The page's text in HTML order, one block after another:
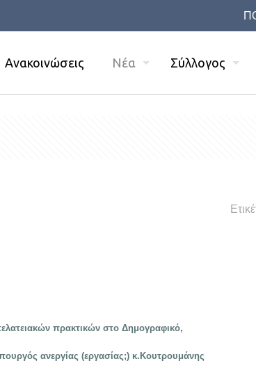
Ανακοινώσεις Νέα Σύλλογος
πρακτικών στο Δημογραφικό,
ανεργίας (εργασίας;) κ.Κουτρουμάνης